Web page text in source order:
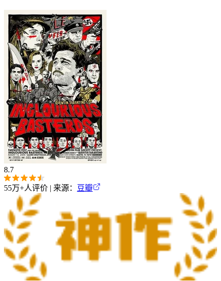
8.7
55万+人评价 | 来源： 豆瓣